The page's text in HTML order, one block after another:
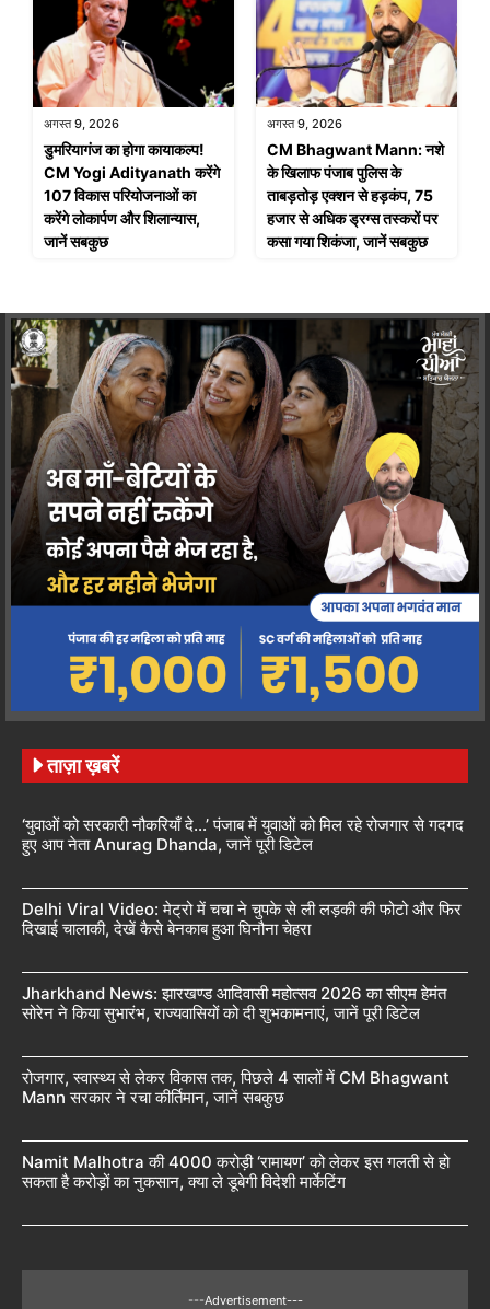
अगस्त 9, 2026
डुमरियागंज का होगा कायाकल्प!
CM Yogi Adityanath करेंगे
107 विकास परियोजनाओं का
करेंगे लोकार्पण और शिलान्यास,
जानें सबकुछ
अगस्त 9, 2026
CM Bhagwant Mann: नशे
के खिलाफ पंजाब पुलिस के
ताबड़तोड़ एक्शन से हड़कंप, 75
हजार से अधिक ड्रग्स तस्करों पर
कसा गया शिकंजा, जानें सबकुछ
ताज़ा ख़बरें
‘युवाओं को सरकारी नौकरियाँ दे…’ पंजाब में युवाओं को मिल रहे रोजगार से गदगद
हुए आप नेता Anurag Dhanda, जानें पूरी डिटेल
Delhi Viral Video: मेट्रो में चचा ने चुपके से ली लड़की की फोटो और फिर
दिखाई चालाकी, देखें कैसे बेनकाब हुआ घिनौना चेहरा
Jharkhand News: झारखण्ड आदिवासी महोत्सव 2026 का सीएम हेमंत
सोरेन ने किया सुभारंभ, राज्यवासियों को दी शुभकामनाएं, जानें पूरी डिटेल
रोजगार, स्वास्थ्य से लेकर विकास तक, पिछले 4 सालों में CM Bhagwant
Mann सरकार ने रचा कीर्तिमान, जानें सबकुछ
Namit Malhotra की 4000 करोड़ी ‘रामायण’ को लेकर इस गलती से हो
सकता है करोड़ों का नुकसान, क्या ले डूबेगी विदेशी मार्केटिंग
---Advertisement---